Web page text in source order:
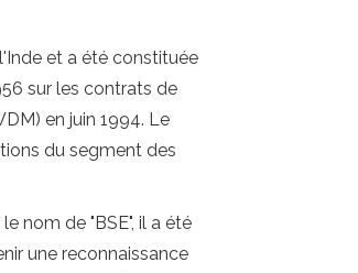
et a été constituée
sur les contrats de
en juin 1994. Le
du segment des
nom de "BSE", il a été
une reconnaissance